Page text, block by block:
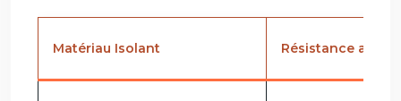
Matériau Isolant Résistance au feu